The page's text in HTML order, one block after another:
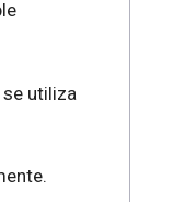
utiliza